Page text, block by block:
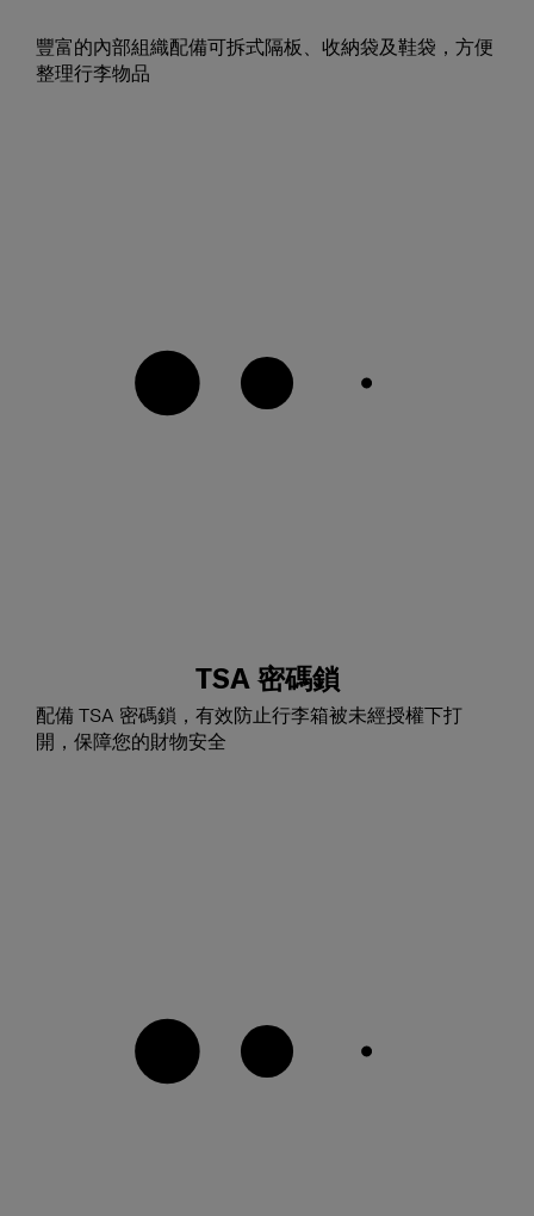
豐富的內部組織配備可拆式隔板、收納袋及鞋袋，方便
整理行李物品
TSA 密碼鎖
配備 TSA 密碼鎖，有效防止行李箱被未經授權下打
開，保障您的財物安全